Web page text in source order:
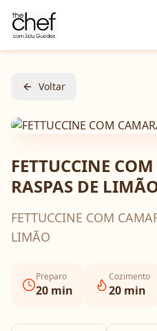
Voltar
FETTUCCINE
RASPAS DE
FETTUCCINE COM
LIMÃO
Preparo
20 min
Cozimento
20 min